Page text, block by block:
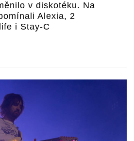
v diskotéku. Na
Alexia, 2
i Stay-C